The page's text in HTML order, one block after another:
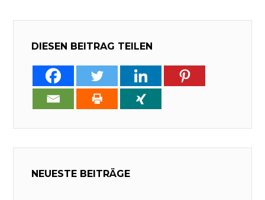
DIESEN BEITRAG TEILEN
NEUESTE BEITRÄGE